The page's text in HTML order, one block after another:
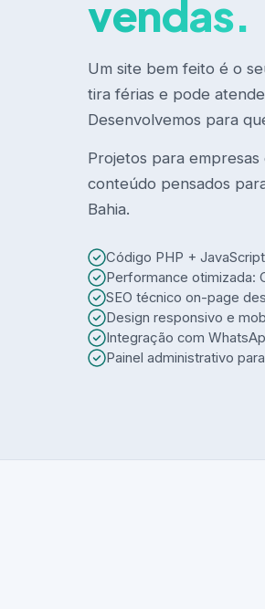
vendas.
Um site bem feito é o
tira férias e pode
Desenvolvemos para
Projetos para empresas
conteúdo pensados
Bahia.
Código PHP +
Performance otimizada:
SEO técnico on-page
Design responsivo e
Integração com
Painel administrativo